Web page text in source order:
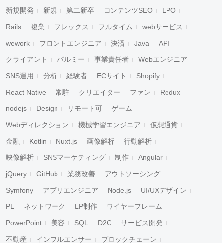
新規開発 新規 第二新卒 コンテンツSEO LPO
Rails 複業 フレックス フルタイム webサービス
wework フロントエンジニア 決済 Java API
クライアント パルミー 事業責任者 Webエンジニア
SNS運用 分析 経験者 ECサイト Shopify
React Native 常駐 クリエイター ファン Redux
nodejs Design リモート可 ゲーム
Webディレクション 機械学習エンジニア 仮想通貨
金融 Kotlin Nuxt.js 画像解析 行動解析
映像解析 SNSマーケティング 制作 Angular
jQuery GitHub 業務改善 アウトソーシング
Symfony アプリエンジニア Node.js UI/UXデザイン
PL ネットワーク LP制作 ワイヤーフレーム
PowerPoint 美容 SQL D2C サービス開発
不動産 インフルエンサー ブロックチェーン